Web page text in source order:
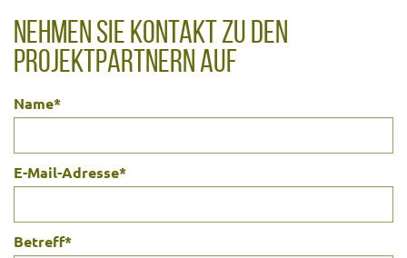
NEHMEN SIE KONTAKT ZU DEN
PROJEKTPARTNERN AUF
Name*
E-Mail-Adresse*
Betreff*